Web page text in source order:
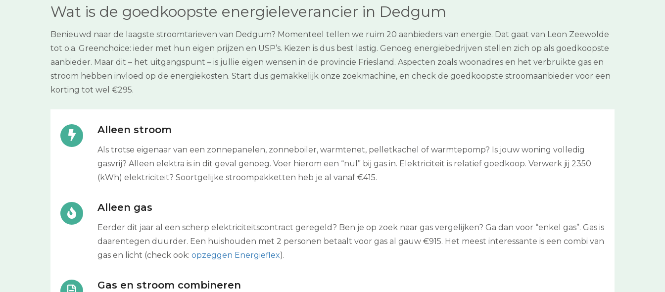
Wat is de goedkoopste energieleverancier in Dedgum
Benieuwd naar de laagste stroomtarieven van Dedgum? Momenteel tellen we ruim 20 aanbieders van energie. Dat gaat van Leon Zeewolde
tot o.a. Greenchoice: ieder met hun eigen prijzen en USP’s. Kiezen is dus best lastig. Genoeg energiebedrijven stellen zich op als goedkoopste
aanbieder. Maar dit – het uitgangspunt – is jullie eigen wensen in de provincie Friesland. Aspecten zoals woonadres en het verbruikte gas en
stroom hebben invloed op de energiekosten. Start dus gemakkelijk onze zoekmachine, en check de goedkoopste stroomaanbieder voor een
korting tot wel €295.
Alleen stroom
Als trotse eigenaar van een zonnepanelen, zonneboiler, warmtenet, pelletkachel of warmtepomp? Is jouw woning volledig
gasvrij? Alleen elektra is in dit geval genoeg. Voer hierom een “nul” bij gas in. Elektriciteit is relatief goedkoop. Verwerk jij 2350
(kWh) elektriciteit? Soortgelijke stroompakketten heb je al vanaf €415.
Alleen gas
Eerder dit jaar al een scherp elektriciteitscontract geregeld? Ben je op zoek naar gas vergelijken? Ga dan voor “enkel gas”. Gas is
daarentegen duurder. Een huishouden met 2 personen betaalt voor gas al gauw €915. Het meest interessante is een combi van
gas en licht (check ook: opzeggen Energieflex).
Gas en stroom combineren